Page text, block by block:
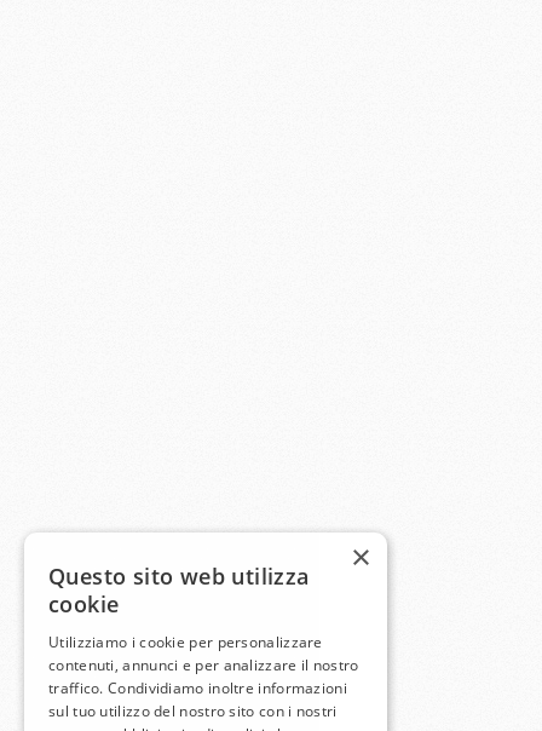
×
Questo sito web utilizza
cookie
Utilizziamo i cookie per personalizzare
contenuti, annunci e per analizzare il nostro
traffico. Condividiamo inoltre informazioni
sul tuo utilizzo del nostro sito con i nostri